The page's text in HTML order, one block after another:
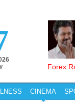
Forex
CINEMA